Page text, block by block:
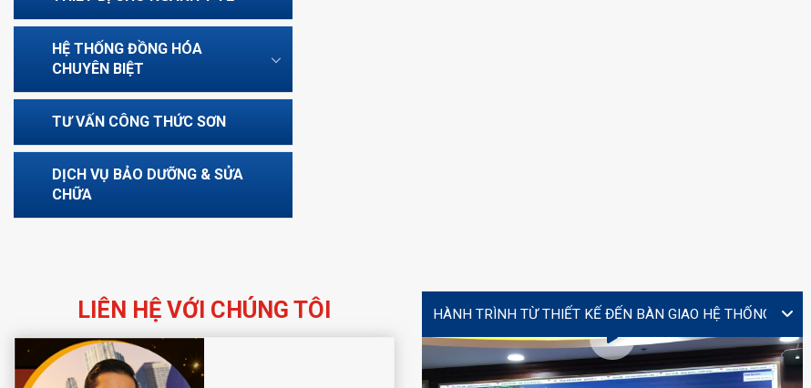
HỆ THỐNG ĐỒNG HÓA
CHUYÊN BIỆT
TƯ VẤN CÔNG THỨC SƠN
DỊCH VỤ BẢO DƯỠNG & SỬA
CHỮA
LIÊN HỆ VỚI CHÚNG TÔI
MS. TÚ (JENNY)
VIDEO
Lễ ký kết hợp tác giữa Yourtech và Tây Đô Long An tại
Coating Expo 2026